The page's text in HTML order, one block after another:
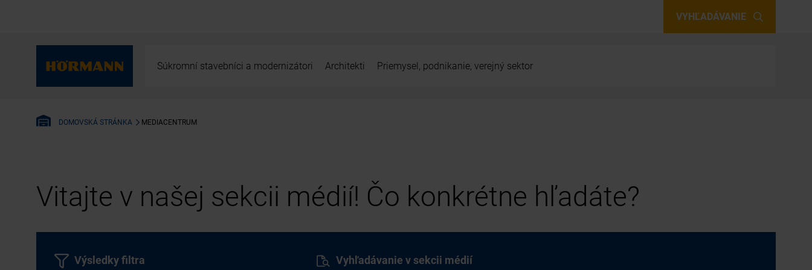
VYHĽADÁVANIE
Súkromní stavebníci a modernizátori Architekti Priemysel, podnikanie, verejný sektor
DOMOVSKÁ STRÁNKA MEDIACENTRUM
Vitajte v našej sekcii médií! Čo konkrétne hľadáte?
Vyhľadávanie v sekcii médií
Výsledky filtra